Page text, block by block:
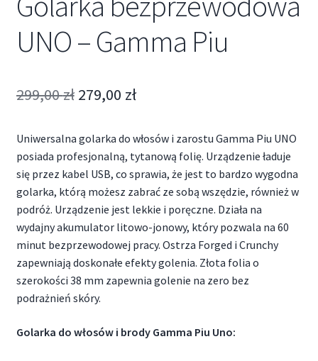
UNO – Gamma Piu
299,00zł 279,00 zł
Uniwersalna golarka do włosów i zarostu Gamma Piu UNO
posiada profesjonalną, tytanową folię. Urządzenie ładuje
się przez kabel USB, co sprawia, że jest to bardzo wygodna
golarka, którą możesz zabrać ze sobą wszędzie, również w
podróż. Urządzenie jest lekkie i poręczne. Działa na
wydajny akumulator litowo-jonowy, który pozwala na 60
minut bezprzewodowej pracy. Ostrza Forged i Crunchy
zapewniają doskonałe efekty golenia. Złota folia o
szerokości 38 mm zapewnia golenie na zero bez
podrażnień skóry.
Golarka do włosów i brody Gamma Piu Uno: